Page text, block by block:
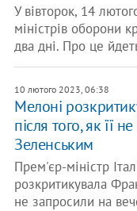
У вівторок, 14
міністрів оборони
два дні. Про це
10 лютого 2023, 06:38
Мелоні
після того, як її
Зеленським
Прем'єр-міністр
розкритикувала
не запросили на